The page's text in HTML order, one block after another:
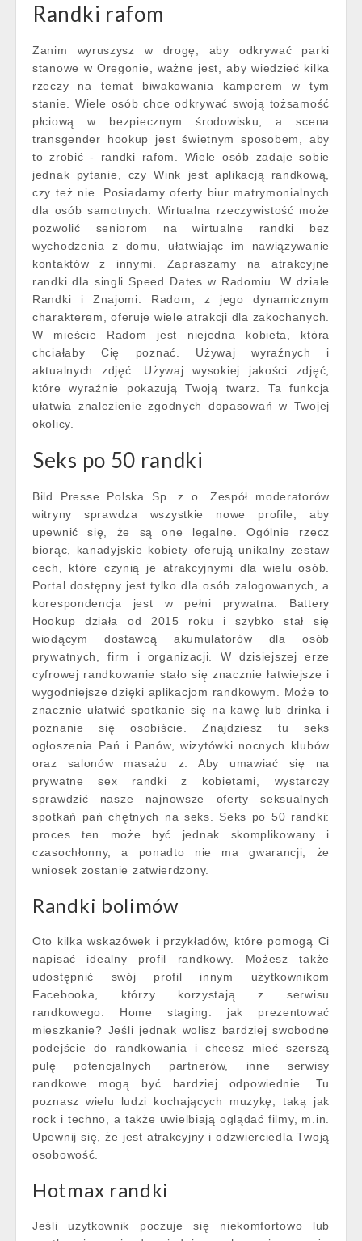
Randki rafom
Zanim wyruszysz w drogę, aby odkrywać parki
stanowe w Oregonie, ważne jest, aby wiedzieć kilka
rzeczy na temat biwakowania kamperem w tym
stanie. Wiele osób chce odkrywać swoją tożsamość
płciową w bezpiecznym środowisku, a scena
transgender hookup jest świetnym sposobem, aby
to zrobić - randki rafom. Wiele osób zadaje sobie
jednak pytanie, czy Wink jest aplikacją randkową,
czy też nie. Posiadamy oferty biur matrymonialnych
dla osób samotnych. Wirtualna rzeczywistość może
pozwolić seniorom na wirtualne randki bez
wychodzenia z domu, ułatwiając im nawiązywanie
kontaktów z innymi. Zapraszamy na atrakcyjne
randki dla singli Speed Dates w Radomiu. W dziale
Randki i Znajomi. Radom, z jego dynamicznym
charakterem, oferuje wiele atrakcji dla zakochanych.
W mieście Radom jest niejedna kobieta, która
chciałaby Cię poznać. Używaj wyraźnych i
aktualnych zdjęć: Używaj wysokiej jakości zdjęć,
które wyraźnie pokazują Twoją twarz. Ta funkcja
ułatwia znalezienie zgodnych dopasowań w Twojej
okolicy.
Seks po 50 randki
Bild Presse Polska Sp. z o. Zespół moderatorów
witryny sprawdza wszystkie nowe profile, aby
upewnić się, że są one legalne. Ogólnie rzecz
biorąc, kanadyjskie kobiety oferują unikalny zestaw
cech, które czynią je atrakcyjnymi dla wielu osób.
Portal dostępny jest tylko dla osób zalogowanych, a
korespondencja jest w pełni prywatna. Battery
Hookup działa od 2015 roku i szybko stał się
wiodącym dostawcą akumulatorów dla osób
prywatnych, firm i organizacji. W dzisiejszej erze
cyfrowej randkowanie stało się znacznie łatwiejsze i
wygodniejsze dzięki aplikacjom randkowym. Może to
znacznie ułatwić spotkanie się na kawę lub drinka i
poznanie się osobiście. Znajdziesz tu seks
ogłoszenia Pań i Panów, wizytówki nocnych klubów
oraz salonów masażu z. Aby umawiać się na
prywatne sex randki z kobietami, wystarczy
sprawdzić nasze najnowsze oferty seksualnych
spotkań pań chętnych na seks. Seks po 50 randki:
proces ten może być jednak skomplikowany i
czasochłonny, a ponadto nie ma gwarancji, że
wniosek zostanie zatwierdzony.
Randki bolimów
Oto kilka wskazówek i przykładów, które pomogą Ci
napisać idealny profil randkowy. Możesz także
udostępnić swój profil innym użytkownikom
Facebooka, którzy korzystają z serwisu
randkowego. Home staging: jak prezentować
mieszkanie? Jeśli jednak wolisz bardziej swobodne
podejście do randkowania i chcesz mieć szerszą
pulę potencjalnych partnerów, inne serwisy
randkowe mogą być bardziej odpowiednie. Tu
poznasz wielu ludzi kochających muzykę, taką jak
rock i techno, a także uwielbiają oglądać filmy, m.in.
Upewnij się, że jest atrakcyjny i odzwierciedla Twoją
osobowość.
Hotmax randki
Jeśli użytkownik poczuje się niekomfortowo lub